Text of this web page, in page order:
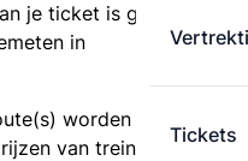
Tickets
je ticket is gebaseerd
in
worden
van treintickets